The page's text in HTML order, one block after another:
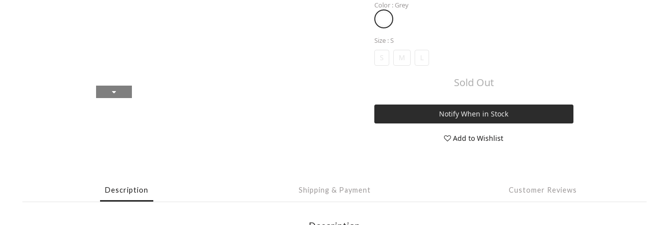
Color : Grey
Size : S
S M L
Sold Out
Notify When in Stock
Add to Wishlist
Description Shipping & Payment Customer Reviews